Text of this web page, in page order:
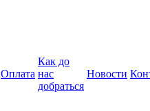
Оплата
Как до
нас
добраться
Новости